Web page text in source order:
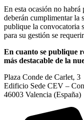
En esta ocasión no
deberán cumplimentar la
publique la convocatoria
para su gestión se
En cuanto se publique
más destacable de la
Plaza Conde de Carlet, 3
Edificio Sede CEV –
46003 Valencia (España)